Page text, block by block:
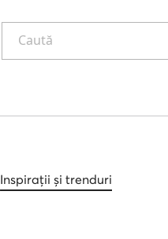
Caută
Inspirații și trenduri